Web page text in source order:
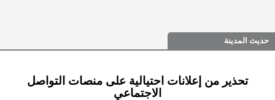
حديث المدينة
تحذير من إعلانات احتيالية على منصات التواصل
الاجتماعي